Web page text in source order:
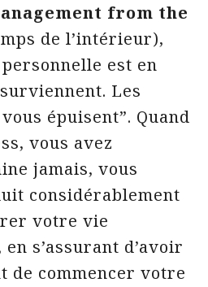
from the
de l’intérieur),
est en
Les
épuisent”. Quand
vous avez
jamais, vous
considérablement
votre vie
s’assurant d’avoir
de commencer votre